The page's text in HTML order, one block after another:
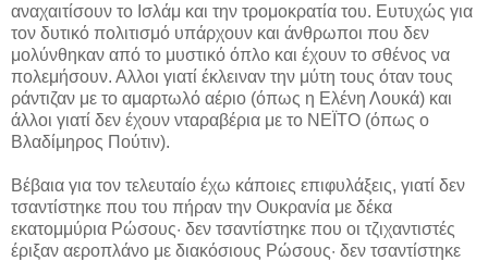
αναχαιτίσουν το Ισλάμ και την τρομοκρατία του. Ευτυχώς για
τον δυτικό πολιτισμό υπάρχουν και άνθρωποι που δεν
μολύνθηκαν από το μυστικό όπλο και έχουν το σθένος να
πολεμήσουν. Αλλοι γιατί έκλειναν την μύτη τους όταν τους
ράντιζαν με το αμαρτωλό αέριο (όπως η Ελένη Λουκά) και
άλλοι γιατί δεν έχουν νταραβέρια με το ΝΕΪΤΟ (όπως ο
Βλαδίμηρος Πούτιν).
Βέβαια για τον τελευταίο έχω κάποιες επιφυλάξεις, γιατί δεν
τσαντίστηκε που του πήραν την Ουκρανία με δέκα
εκατομμύρια Ρώσους· δεν τσαντίστηκε που οι τζιχαντιστές
έριξαν αεροπλάνο με διακόσιους Ρώσους· δεν τσαντίστηκε